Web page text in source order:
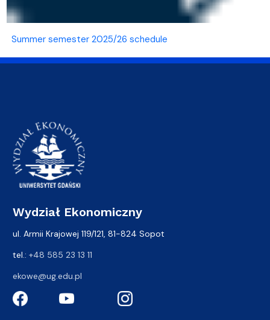
Summer semester 2025/26 schedule
Wydział Ekonomiczny
ul. Armii Krajowej 119/121, 81-824 Sopot
tel.: +48 585 23 13 11
ekowe@ug.edu.pl